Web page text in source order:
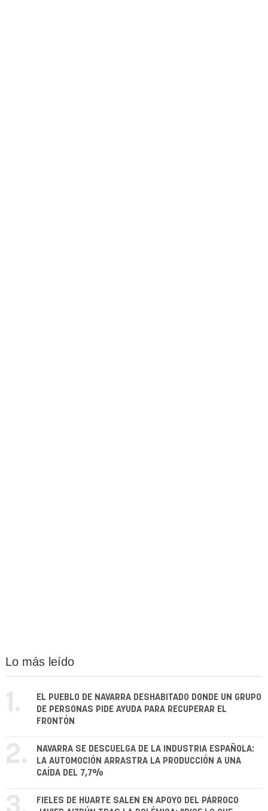
Lo más leído
1.
EL PUEBLO DE NAVARRA DESHABITADO DONDE UN GRUPO
DE PERSONAS PIDE AYUDA PARA RECUPERAR EL
FRONTÓN
2.
NAVARRA SE DESCUELGA DE LA INDUSTRIA ESPAÑOLA:
LA AUTOMOCIÓN ARRASTRA LA PRODUCCIÓN A UNA
CAÍDA DEL 7,7%
FIELES DE HUARTE SALEN EN APOYO DEL PÁRROCO